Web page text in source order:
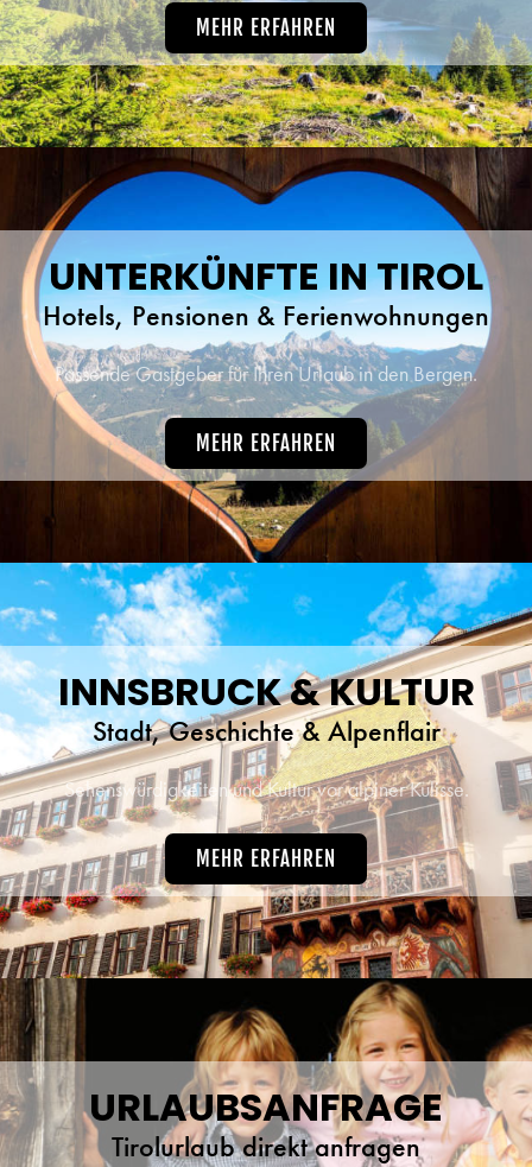
MEHR ERFAHREN
UNTERKÜNFTE IN TIROL
Hotels, Pensionen & Ferienwohnungen
Passende Gastgeber für Ihren Urlaub in den Bergen.
MEHR ERFAHREN
INNSBRUCK & KULTUR
Stadt, Geschichte & Alpenflair
Sehenswürdigkeiten und Kultur vor alpiner Kulisse.
MEHR ERFAHREN
URLAUBSANFRAGE
Tirolurlaub direkt anfragen